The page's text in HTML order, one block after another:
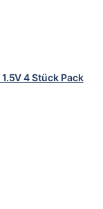
4 Stück Pack